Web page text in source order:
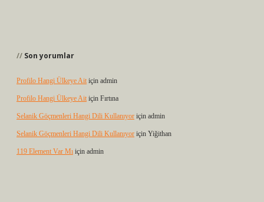
Son yorumlar
Profilo Hangi Ülkeye Ait için admin
Profilo Hangi Ülkeye Ait için Fırtına
Selanik Göçmenleri Hangi Dili Kullanıyor için admin
Selanik Göçmenleri Hangi Dili Kullanıyor için Yiğithan
119 Element Var Mı için admin